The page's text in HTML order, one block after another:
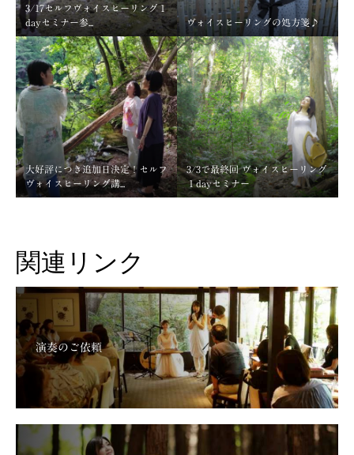
3/17セルフヴォイスヒーリング１
dayセミナー参...
ヴォイスヒーリングの処方箋♪
大好評につき追加日決定！セルフ
ヴォイスヒーリング講...
3/3で最終回 ヴォイスヒーリング
１dayセミナー
関連リンク
演奏のご依頼